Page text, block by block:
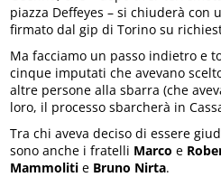
piazza Deffeyes – si chiuderà con
firmato dal gip di Torino su
Ma facciamo un passo indietro e
cinque imputati che avevano
altre persone alla sbarra (che
loro, il processo sbarcherà in
Tra chi aveva deciso di essere
sono anche i fratelli Marco e
Mammoliti e Bruno Nirta.